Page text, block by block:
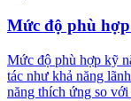
Mức độ phù
Mức độ phù hợp kỹ
tác như khả năng
năng thích ứng so